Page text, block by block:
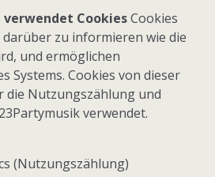
- Alle Rechte vorbehalten
CookiesCookies
zu informieren wie die
und ermöglichen
Systems. Cookies von dieser
die Nutzungszählung und
verwendet.
(Nutzungszählung)